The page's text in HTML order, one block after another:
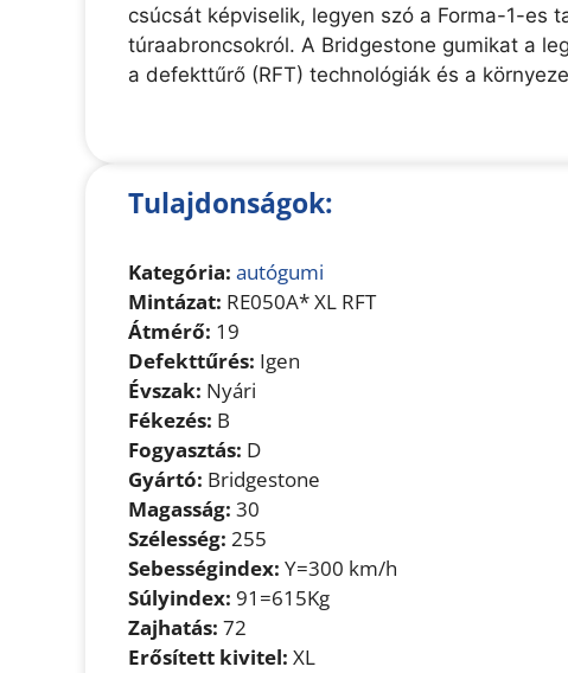
csúcsát képviselik, legyen szó a Forma-1-es
túraabroncsokról. A Bridgestone gumikat a
a defekttűrő (RFT) technológiák és a
Tulajdonságok:
Kategória: autógumi
Mintázat: RE050A* XL RFT
Átmérő: 19
Defekttűrés: Igen
Évszak: Nyári
Fékezés: B
Fogyasztás: D
Gyártó: Bridgestone
Magasság: 30
Szélesség: 255
Sebességindex: Y=300 km/h
Súlyindex: 91=615Kg
Zajhatás: 72
Erősített kivitel: XL